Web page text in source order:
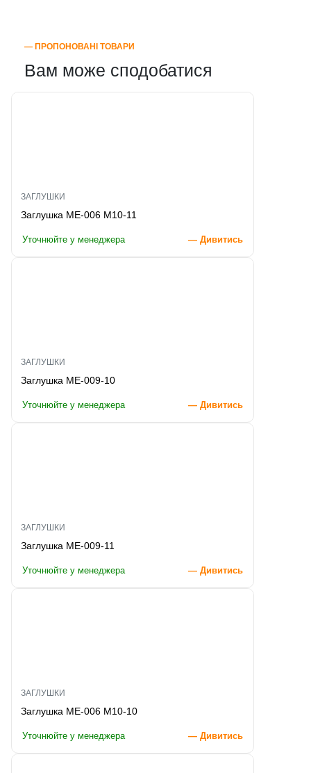
― ПРОПОНОВАНІ ТОВАРИ
Вам може сподобатися
ЗАГЛУШКИ
Заглушка ME-006 M10-11
Уточнюйте у менеджера — Дивитись
ЗАГЛУШКИ
Заглушка ME-009-10
Уточнюйте у менеджера — Дивитись
ЗАГЛУШКИ
Заглушка ME-009-11
Уточнюйте у менеджера — Дивитись
ЗАГЛУШКИ
Заглушка ME-006 M10-10
Уточнюйте у менеджера — Дивитись